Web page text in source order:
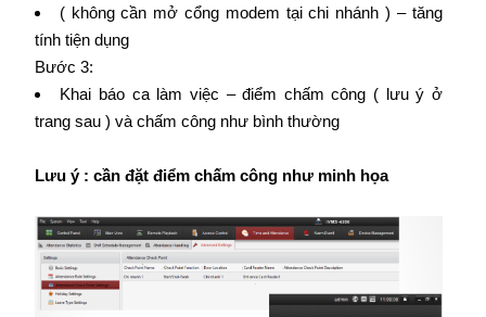
( không cần mở cổng modem tại chi nhánh ) – tăng
tính tiện dụng
Bước 3:
Khai báo ca làm việc – điểm chấm công ( lưu ý ở
trang sau ) và chấm công như bình thường
Lưu ý : cần đặt điểm chấm công như minh họa